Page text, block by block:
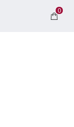
0